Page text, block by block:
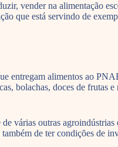
vender na alimentação
que está servindo de
alimentos ao
bolachas, doces de frutas
várias outras
de ter condições de